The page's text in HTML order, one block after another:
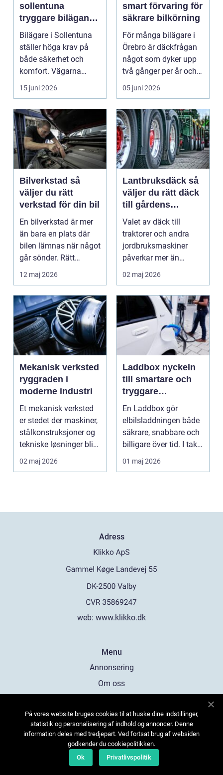
sollentuna
tryggare bilägande
året runt
Bilägare i Sollentuna
ställer höga krav på
både säkerhet och
komfort. Vägarna
växlar mellan
motorväg...
15 juni 2026
smart förvaring för
säkrare bilkörning
För många bilägare i
Örebro är däckfrågan
något som dyker upp
två gånger per år och
mest känns som e...
05 juni 2026
Bilverkstad så
väljer du rätt
verkstad för din bil
En bilverkstad är mer
än bara en plats där
bilen lämnas när något
går sönder. Rätt
verkstad blir en ...
12 maj 2026
Lantbruksdäck så
väljer du rätt däck
till gårdens
maskiner
Valet av däck till
traktorer och andra
jordbruksmaskiner
påverkar mer än
många tror. Rätt däck
ger b...
02 maj 2026
Mekanisk verksted
ryggraden i
moderne industri
Et mekanisk verksted
er stedet der maskiner,
stålkonstruksjoner og
tekniske løsninger blir
holdt i g...
02 maj 2026
Laddbox nyckeln
till smartare och
tryggare
elbilsladdning
hemma
En Laddbox gör
elbilsladdningen både
säkrare, snabbare och
billigare över tid. I takt
med att fler s...
01 maj 2026
Adress
web: www.klikko.dk
Menu
Annonsering
Om oss
Kontakta oss
Sitemap
På vores website bruges cookies til at huske dine indstillinger,
statistik og personalisering af indhold og annoncer. Denne
information deles med tredjepart. Ved fortsat brug af websiden
godkender du cookiepolitikken.
Ok
Privatlivspolitik